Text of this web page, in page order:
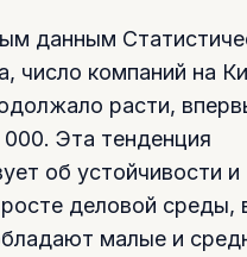
данным
число компаний на
расти,
Эта тенденция
об устойчивости и
деловой среды,
малые и